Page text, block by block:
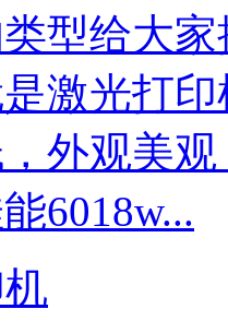
型给大
激光打
外观美
6018w...